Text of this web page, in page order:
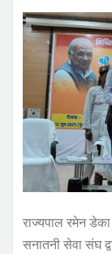
राज्यपाल रमेन डेका
सनातनी सेवा संघ